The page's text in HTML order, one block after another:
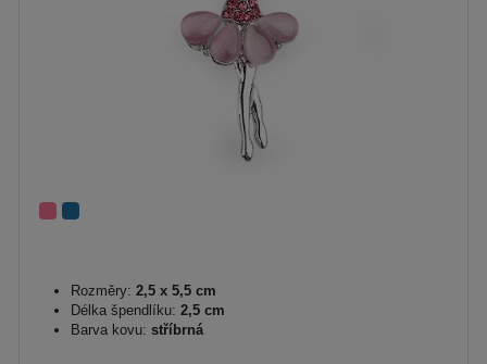
Rozměry: 2,5 x 5,5 cm
Délka špendlíku: 2,5 cm
Barva kovu: stříbrná